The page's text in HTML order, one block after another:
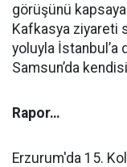
görüşünü
Kafkasya ziyareti
yoluyla İstanbul’a
Samsun’da
Rapor…
Erzurum'da 15.